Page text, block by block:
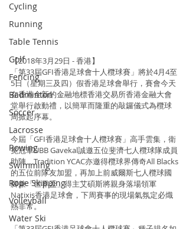
Cycling
Running
Table Tennis
Golf
Fencing
Badminton
Soccer
Lacrosse
Rowing
Swimming
Rope Skipping
Volleyball
Water Ski
【2018年3月29日 - 香港】
「第33屆GFI香港足球會十人欖球賽」將於4月4至
5日（星期三及四）假香港足球會舉行，賽會今天
在香港全新的金融地標香港交易所香港金融大會
堂舉行啟動禮，以簡單而隆重的敲鑼儀式為欖球
周掀起序幕。
今屆「GFI香港足球會十人欖球賽」高手雲集，衛
冕冠軍UBB Gavekal誠邀五位斐濟七人欖球隊成員
助陣，Tradition YCAC亦邀得欖球界傳奇All Blacks
的五位前隊友加盟，再加上前威爾斯七人欖球國
腳兼「世界盃」得主艾碩斯將親身落場領軍
Natixis香港足球會，下周賽事的現場氣氛定必熾
熱非常。